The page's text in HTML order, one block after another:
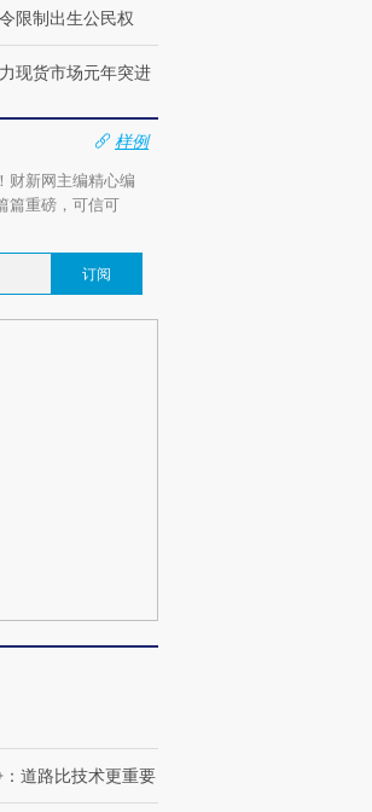
“蟑螂”的印
街头抗争将教
台
机”？难民潮撕裂西班牙
飞地休达
限制出生公民权
现货市场元年突进
样例
财新网主编精心编
篇重磅，可信可
订阅
道路比技术更重要